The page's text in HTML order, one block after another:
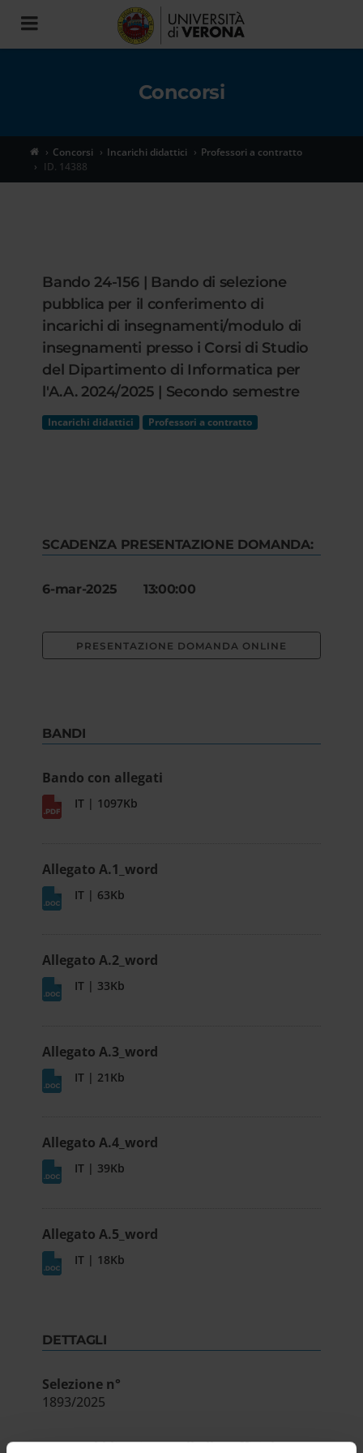
Toggle
navigation
Concorsi
Concorsi Incarichi didattici
Professori a contratto
ID. 14388
Bando 24-156 | Bando di selezione
pubblica per il conferimento di
incarichi di insegnamenti/modulo di
insegnamenti presso i Corsi di Studio
del Dipartimento di Informatica per
l'A.A. 2024/2025 | Secondo semestre
Incarichi didattici Professori a contratto
SCADENZA PRESENTAZIONE DOMANDA:
6-mar-2025 13:00:00
PRESENTAZIONE DOMANDA ONLINE
BANDI
Bando con allegati
IT | 1097Kb
Allegato A.1_word
IT | 63Kb
Allegato A.2_word
IT | 33Kb
Allegato A.3_word
IT | 21Kb
Allegato A.4_word
IT | 39Kb
Allegato A.5_word
IT | 18Kb
DETTAGLI
Selezione n°
1893/2025
Data pubblicazione sull'albo ufficiale